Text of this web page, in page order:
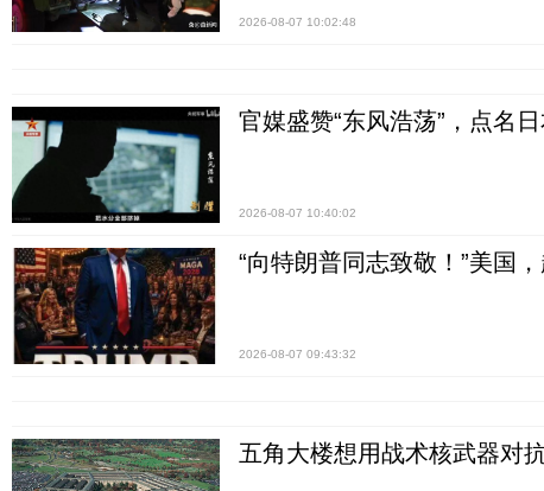
2026-08-07 10:02:48
官媒盛赞“东风浩荡”，点名
2026-08-07 10:40:02
“向特朗普同志致敬！”美国
2026-08-07 09:43:32
五角大楼想用战术核武器对